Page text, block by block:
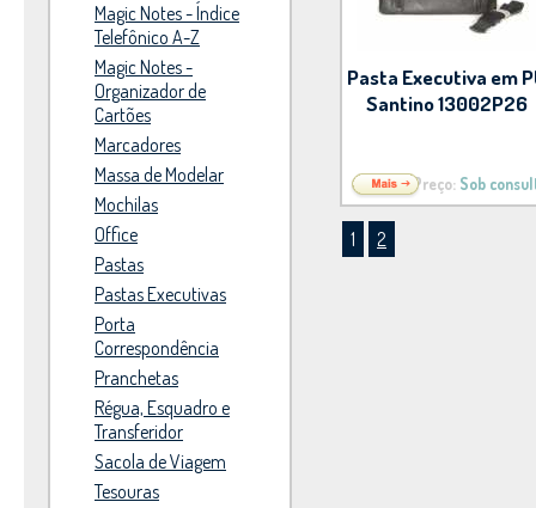
Magic Notes - Índice
Telefônico A-Z
Magic Notes -
Organizador de
Cartões
Marcadores
Massa de Modelar
Mochilas
Office
Pastas
Pastas Executivas
Porta
Correspondência
Pranchetas
Régua, Esquadro e
Transferidor
Sacola de Viagem
Tesouras
Pasta Executiva em
Santino 13002P26
Preço: Sob
1 2